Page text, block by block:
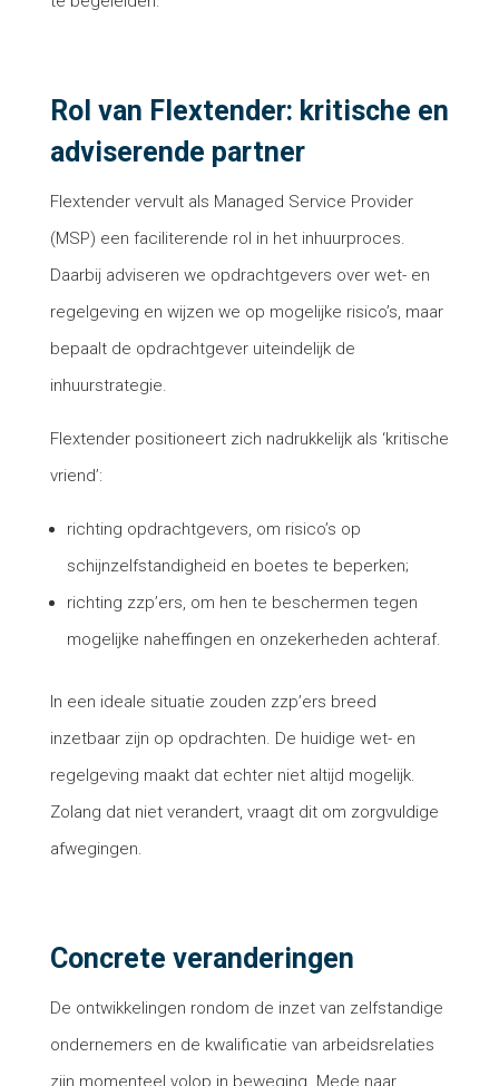
Rol van Flextender: kritische en
adviserende partner
Flextender vervult als Managed Service Provider
(MSP) een faciliterende rol in het inhuurproces.
Daarbij adviseren we opdrachtgevers over wet- en
regelgeving en wijzen we op mogelijke risico’s, maar
bepaalt de opdrachtgever uiteindelijk de
inhuurstrategie.
Flextender positioneert zich nadrukkelijk als ‘kritische
vriend’:
richting opdrachtgevers, om risico’s op
schijnzelfstandigheid en boetes te beperken;
richting zzp’ers, om hen te beschermen tegen
mogelijke naheffingen en onzekerheden achteraf.
In een ideale situatie zouden zzp’ers breed
inzetbaar zijn op opdrachten. De huidige wet- en
regelgeving maakt dat echter niet altijd mogelijk.
Zolang dat niet verandert, vraagt dit om zorgvuldige
afwegingen.
Concrete veranderingen
De ontwikkelingen rondom de inzet van zelfstandige
ondernemers en de kwalificatie van arbeidsrelaties
zijn momenteel volop in beweging. Mede naar